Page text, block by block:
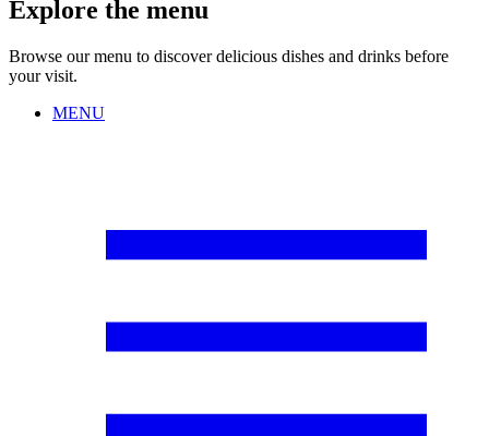
Explore the menu
Browse our menu to discover delicious dishes and drinks before
your visit.
MENU